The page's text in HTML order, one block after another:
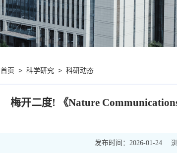
首页 > 科学研究 > 科研动态
梅开二度! 《Nature
发布时间： 2026-01-24